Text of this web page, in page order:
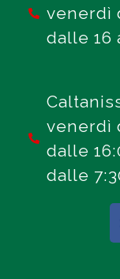
venerdì
dalle 16
venerdì
dalle
dalle